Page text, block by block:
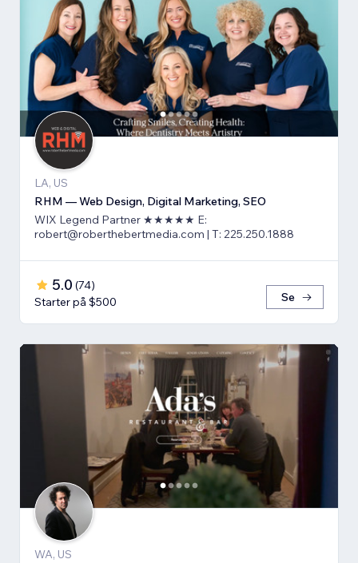
LA, US
RHM — Web Design, Digital Marketing, SEO
WIX Legend Partner ★★★★★ E:
robert@roberthebertmedia.com | T: 225.250.1888
5.0 (74)
Starter på $500
Se
WA, US